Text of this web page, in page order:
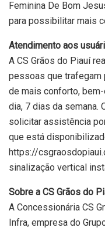
Feminina De Bom
para possibilitar mais
Atendimento aos
A CS Grãos do Piauí
pessoas que trafegam
de mais conforto,
dia, 7 dias da semana.
solicitar assistência
que está
https://
sinalização vertical
Sobre a CS Grãos do
A Concessionária CS
Infra, empresa do